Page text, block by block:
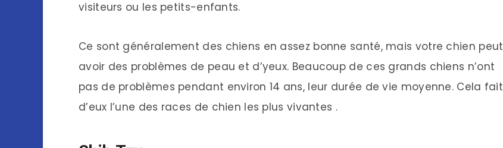
visiteurs ou les petits-enfants.
Ce sont généralement des chiens en assez bonne santé, mais votre chien peut
avoir des problèmes de peau et d’yeux. Beaucoup de ces grands chiens n’ont
pas de problèmes pendant environ 14 ans, leur durée de vie moyenne. Cela fait
d’eux l’une des races de chien les plus vivantes .